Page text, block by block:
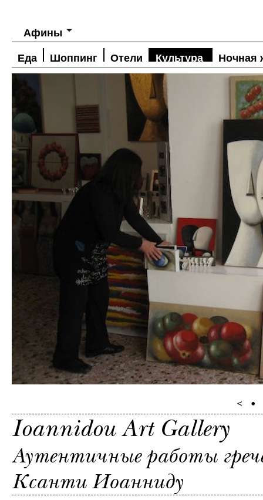
Афины
Еда Шоппинг Отели Культура Ночная
Ioannidou Art Gallery
Аутентичные работы
Ксанти Иоанниду